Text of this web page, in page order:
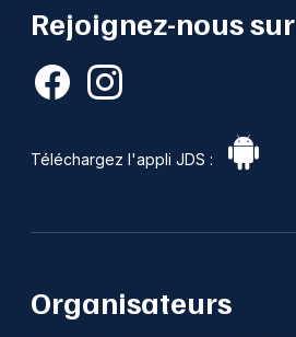
Rejoignez-nous sur
Téléchargez l'appli JDS :
Organisateurs